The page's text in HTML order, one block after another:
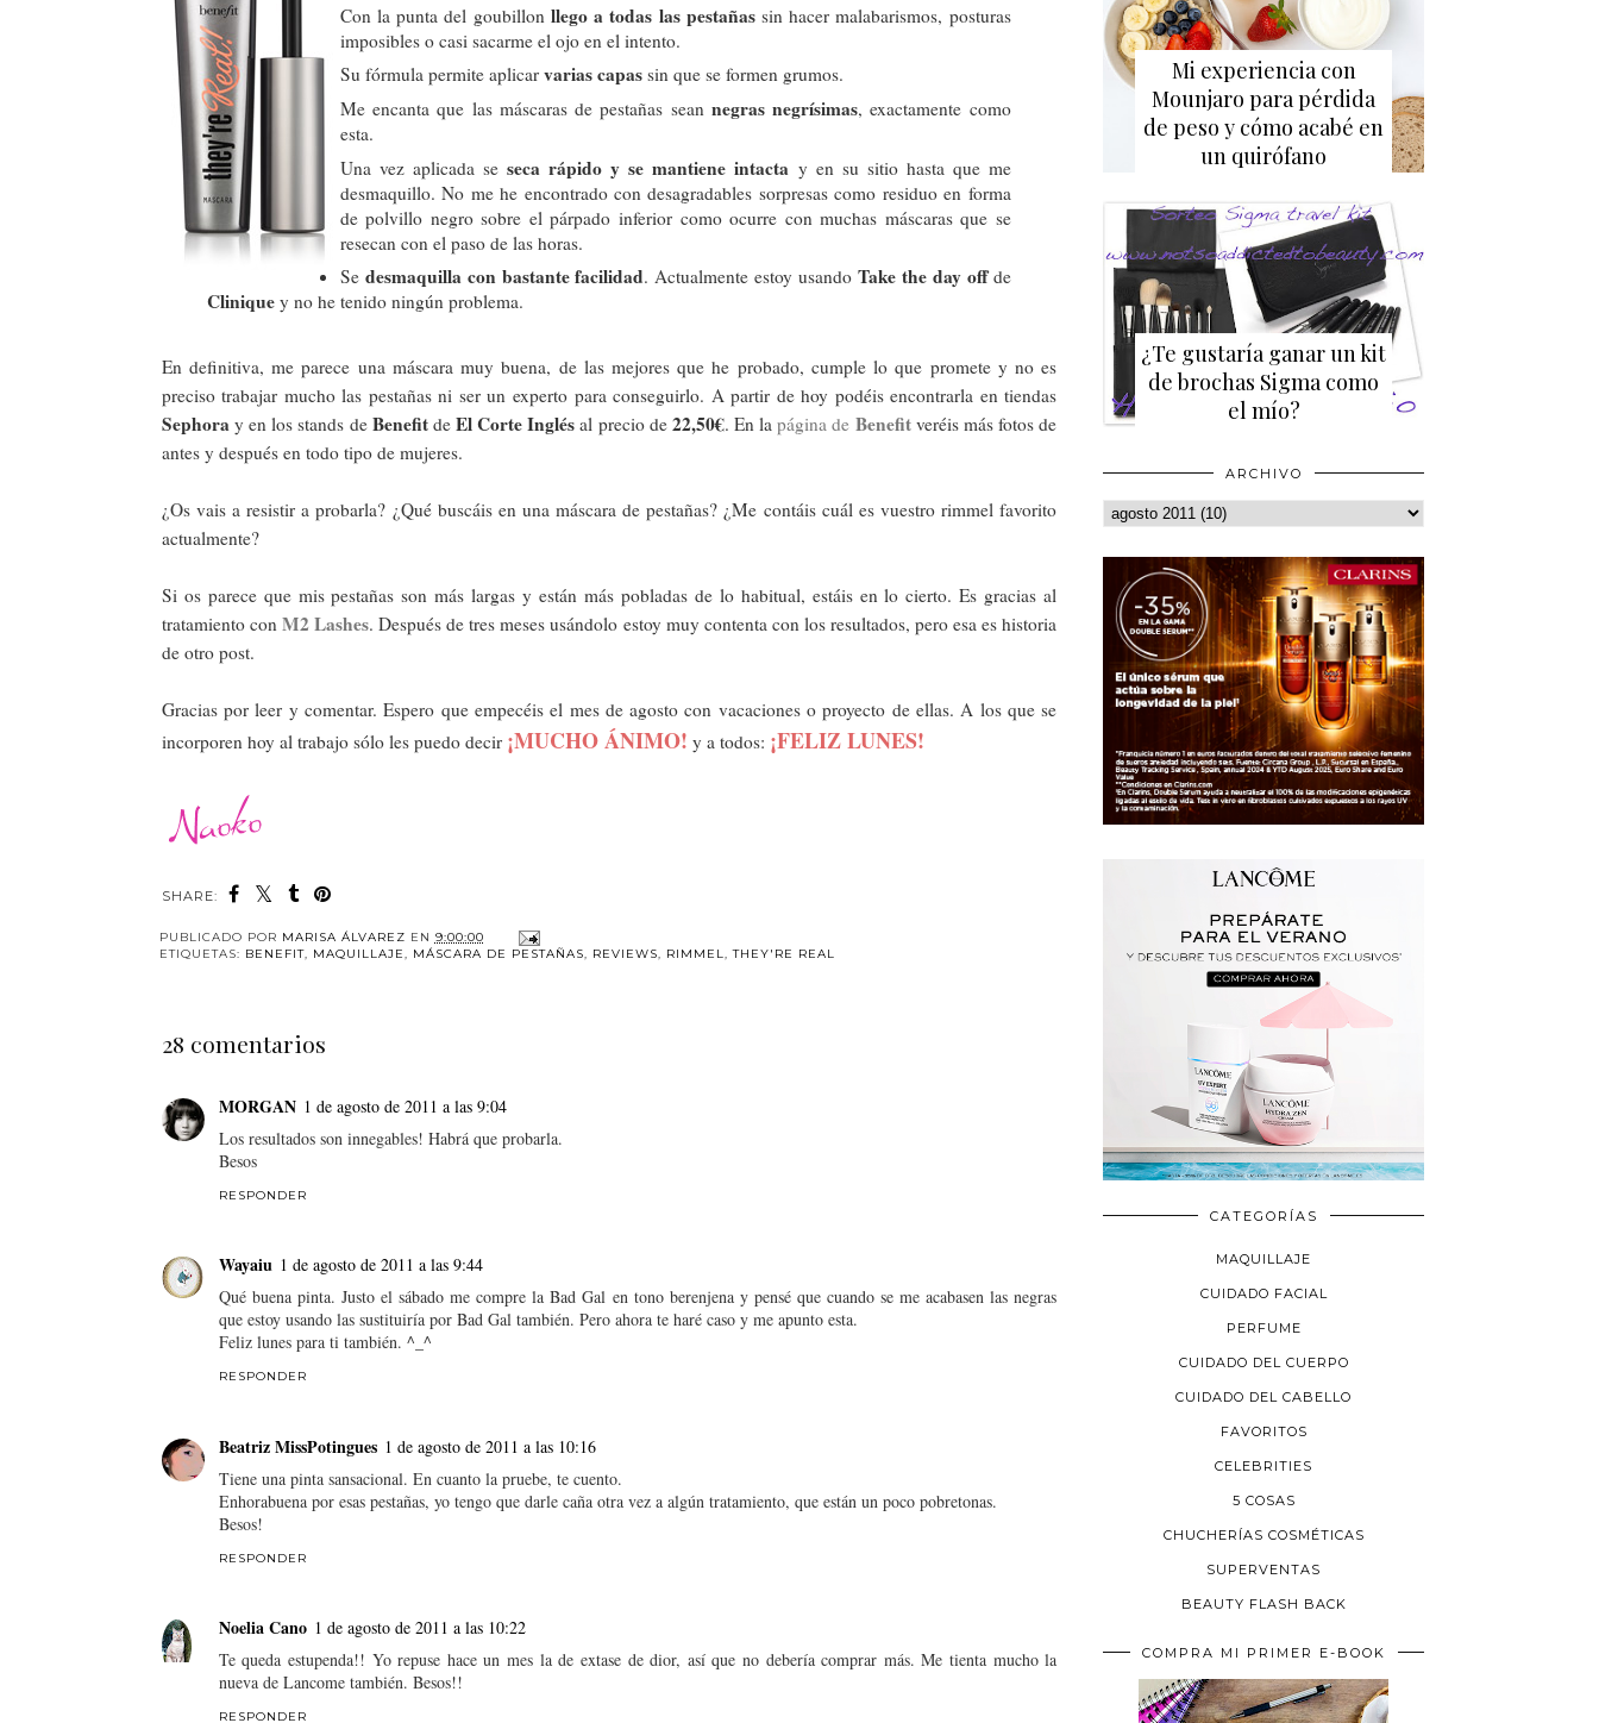
Con la punta del goubillon llego a todas las pestañassin hacer malabarismos, posturas
imposibles o casi sacarme el ojo en el intento.
Su fórmula permite aplicar varias capassin que se formen grumos.
Me encanta que las máscaras de pestañas sean negras negrísimas, exactamente como
esta.
Una vez aplicada se seca rápido y se mantiene intacta y en su sitio hasta que me
desmaquillo. No me he encontrado con desagradables sorpresas como residuo en forma
de polvillo negro sobre el párpado inferior como ocurre con muchas máscaras que se
resecan con el paso de las horas.
Se desmaquilla con bastante facilidad. Actualmente estoy usandoTake the day offde
Clinique y no he tenido ningún problema.
En definitiva, me parece una máscara muy buena, de las mejores que he probado, cumple lo que promete y no es
preciso trabajar mucho las pestañas ni ser un experto para conseguirlo. A partir de hoy podéis encontrarla en tiendas
Sephora y en los stands de Benefitde El Corte Inglés al precio de 22,50€. En lapágina de Benefitveréis más fotos de
antes y después en todo tipo de mujeres.
¿Os vais a resistir a probarla? ¿Qué buscáis en una máscara de pestañas? ¿Me contáis cuál es vuestro rimmel favorito
actualmente?
Si os parece que mis pestañas son más largas y están más pobladas de lo habitual, estáis en lo cierto. Es gracias al
tratamiento con M2 Lashes. Después de tres meses usándolo estoy muy contenta con los resultados, pero esa es historia
de otro post.
Gracias por leer y comentar. Espero que empecéis el mes de agosto con vacaciones o proyecto de ellas. A los que se
incorporen hoy al trabajo sólo les puedo decir ¡MUCHO ÁNIMO! y a todos: ¡FELIZ LUNES!
SHARE:
PUBLICADO POR MARISA ÁLVAREZ EN 9:00:00
ETIQUETAS: BENEFIT, MAQUILLAJE, MÁSCARA DE PESTAÑAS, REVIEWS, RIMMEL,THEY'RE REAL
28 comentarios
MORGAN 1 de agosto de 2011 a las 9:04
Los resultados son innegables! Habrá que probarla.
Besos
RESPONDER
Wayaiu 1 de agosto de 2011 a las 9:44
Qué buena pinta. Justo el sábado me compre la Bad Gal en tono berenjena y pensé que cuando se me acabasen las negras
que estoy usando las sustituiría por Bad Gal también. Pero ahora te haré caso y me apunto esta.
Feliz lunes para ti también. ^_^
RESPONDER
Beatriz MissPotingues 1 de agosto de 2011 a las 10:16
Tiene una pinta sansacional. En cuanto la pruebe, te cuento.
Enhorabuena por esas pestañas, yo tengo que darle caña otra vez a algún tratamiento, que están un poco pobretonas.
Besos!
RESPONDER
Noelia Cano 1 de agosto de 2011 a las 10:22
Te queda estupenda!! Yo repuse hace un mes la de extase de dior, así que no debería comprar más. Me tienta mucho la
nueva de Lancome también. Besos!!
RESPONDER
Mi experiencia con
Mounjaro para pérdida
de peso y cómo acabé en
un quirófano
¿Te gustaría ganar un kit
de brochas Sigma como
el mío?
ARCHIVO
CATEGORÍAS
MAQUILLAJE
CUIDADO FACIAL
PERFUME
CUIDADO DEL CUERPO
CUIDADO DEL CABELLO
FAVORITOS
CELEBRITIES
5 COSAS
CHUCHERÍAS COSMÉTICAS
SUPERVENTAS
BEAUTY FLASH BACK
COMPRA MI PRIMER E-BOOK